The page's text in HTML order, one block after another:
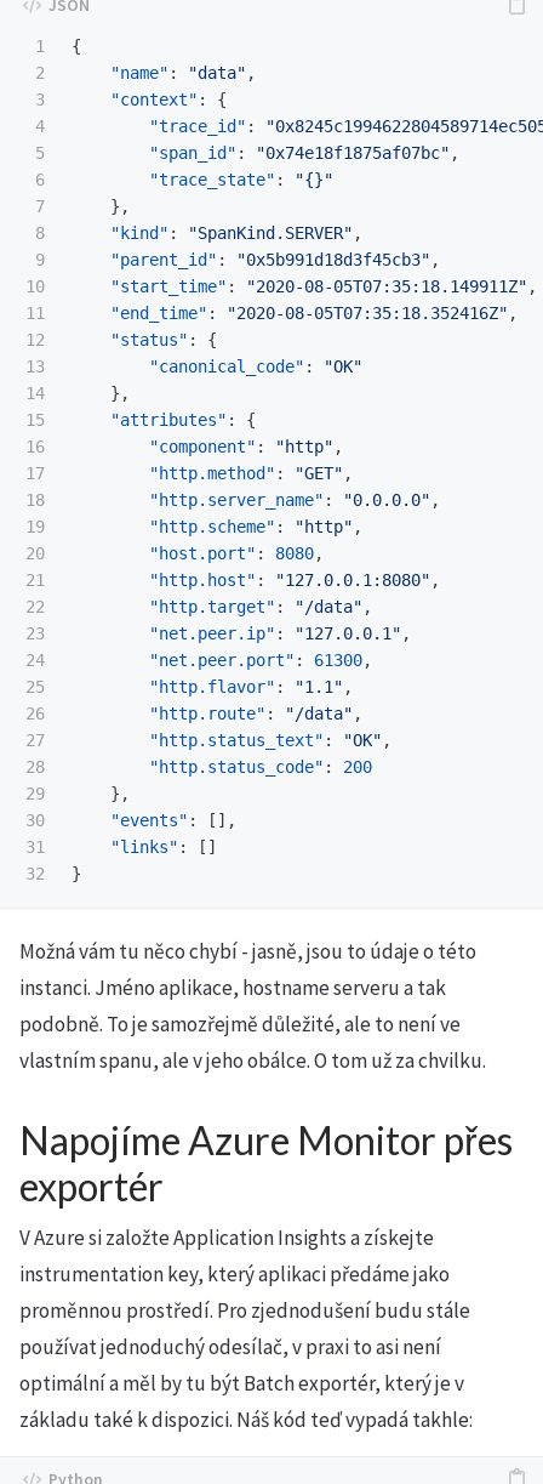
1
2
3
4
5
6
7
8
9
10
11
12
13
14
15
16
17
18
19
20
21
22
23
24
25
26
27
28
29
30
31
{
"name" : "data" ,
"context" :
{
"trace_id" :
"span_id" : "0x74e18f1875af07bc" ,
"trace_state" :
"{}"
},
"kind" : "SpanKind.SERVER" ,
"parent_id" : "0x5b991d18d3f45cb3" ,
"start_time" : "2020-08-05T07:35:18.149911Z" ,
"end_time" : "2020-08-05T07:35:18.352416Z" ,
"status" :
{
"canonical_code" :
"OK"
},
"attributes" :
{
"component" : "http" ,
"http.method" : "GET" ,
"http.server_name" : "0.0.0.0" ,
"http.scheme" : "http" ,
"host.port" : 8080,
"http.host" : "127.0.0.1:8080" ,
"http.target" : "/data" ,
"net.peer.ip" : "127.0.0.1" ,
"net.peer.port" : 61300,
"http.flavor" : "1.1" ,
"http.route" : "/data" ,
"http.status_text" : "OK" ,
"http.status_code" :
200
},
"events" :
[],
"links" :
[]
}
Možná vám tu něco chybí - jasně, jsou to údaje o této
instanci. Jméno aplikace, hostname serveru a tak
podobně. To je samozřejmě důležité, ale to není ve
vlastním spanu, ale v jeho obálce. O tom už za chvilku.
Napojíme Azure Monitor přes
exportér
V Azure si založte Application Insights a získejte
instrumentation key, který aplikaci předáme jako
proměnnou prostředí. Pro zjednodušení budu stále
používat jednoduchý odesílač, v praxi to asi není
optimální a měl by tu být Batch exportér, který je v
základu také k dispozici. Náš kód teď vypadá takhle: